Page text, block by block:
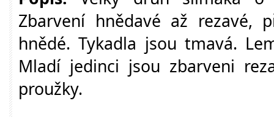
Zbarvení hnědavé až rezavé,
hnědé. Tykadla jsou tmavá.
Mladí jedinci jsou zbarveni
proužky.